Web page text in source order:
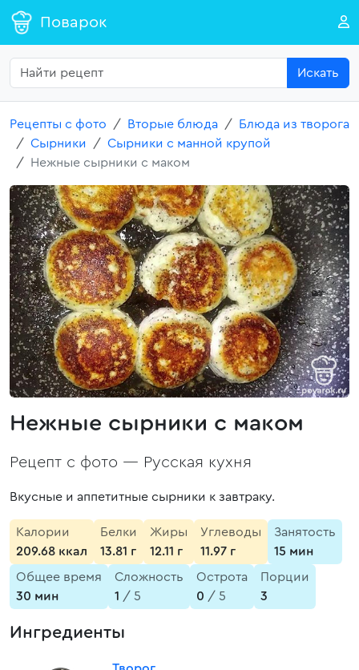
Поварок
Искать
Рецепты с фото Вторые блюда
Блюда из творога
Сырники
Сырники с манной крупой
Нежные сырники с маком
Нежные сырники с маком
Рецепт с фото — Русская кухня
Вкусные и аппетитные сырники к завтраку.
Калории
209.68 ккал
Белки
13.81 г
Жиры
12.11 г
Углеводы
11.97 г
Занятость
15 мин
Общее время
30 мин
Сложность
1 / 5
Острота
0 / 5
Порции
3
Ингредиенты